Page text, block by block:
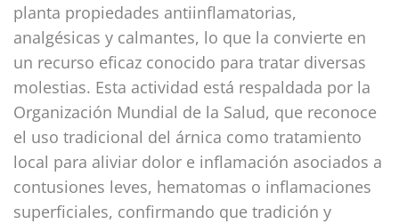
planta propiedades antiinflamatorias,
analgésicas y calmantes, lo que la convierte en
un recurso eficaz conocido para tratar diversas
molestias. Esta actividad está respaldada por la
Organización Mundial de la Salud, que reconoce
el uso tradicional del árnica como tratamiento
local para aliviar dolor e inflamación asociados a
contusiones leves, hematomas o inflamaciones
superficiales, confirmando que tradición y